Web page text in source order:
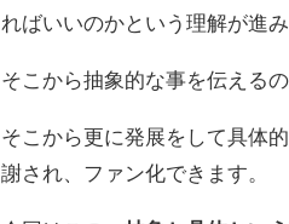
ればいいのかという理解が進み
そこから抽象的な事を伝える
そこから更に発展をして具体
謝され、ファン化できます。